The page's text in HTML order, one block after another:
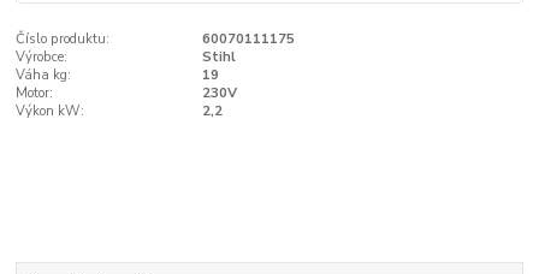
Číslo produktu:
60070111175
Výrobce:
Stihl
Váha kg:
19
Motor:
230V
Výkon kW:
2,2